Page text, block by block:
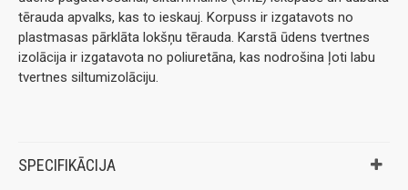
tērauda apvalks, kas to ieskauj. Korpuss ir izgatavots no
plastmasas pārklāta lokšņu tērauda. Karstā ūdens tvertnes
izolācija ir izgatavota no poliuretāna, kas nodrošina ļoti labu
tvertnes siltumizolāciju.
SPECIFIKĀCIJA